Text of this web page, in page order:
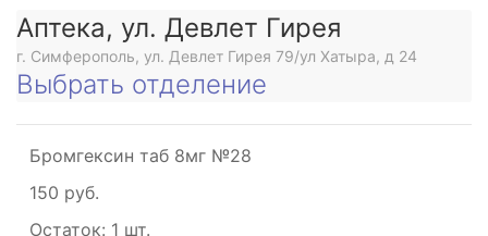
Аптека, ул. Девлет Гирея
г. Симферополь, ул. Девлет Гирея 79/ул Хатыра, д 24
Выбрать отделение
Бромгексин таб 8мг №28
150 руб.
Остаток: 1 шт.